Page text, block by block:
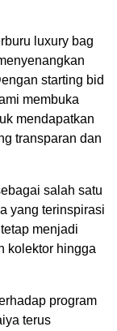
luxury bag
starting bid
membuka
mendapatkan
transparan dan
salah satu
yang terinspirasi
menjadi
kolektor hingga
program
terus